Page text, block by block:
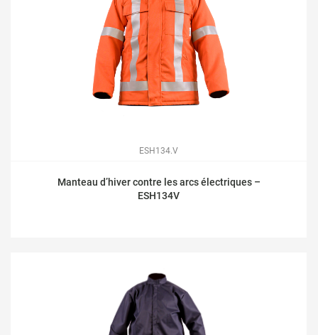
ESH134.V
Manteau d’hiver contre les arcs électriques –
ESH134V